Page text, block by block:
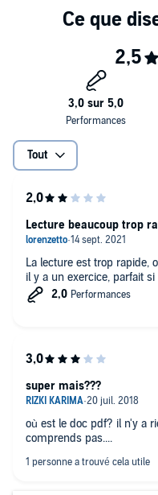
des enregistrements
des indications
utilisations spécifiques
des exercices pour
des situations typiques;
la création autonome
lecteur.
Le livre audio (en format
les dialogues, les exercices
qu'un appendix comprenant
grammaire et des mots et
Cet audio est accompagné
©2018 DIM Nauka i
Tout
La lecture est trop rapide,
il y a un exercice, parfait
Lecture beaucoup trop
où est le doc pdf? il n'y a
comprends pas....
super mais???